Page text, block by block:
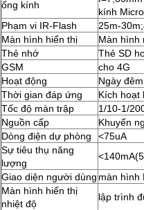
ống kính
kính
Phạm vi IR-Flash
25m-
Màn hình hiển thị
Màn hình
Thẻ nhớ
Thẻ SD
GSM
cho 4G
Hoạt động
Ngày đêm
Thời gian đáp ứng
Kích hoạt
Tốc độ màn trập
1/10-1/
Nguồn cấp
Khuyến
Dòng điện dự phòng
<75uA
Sự tiêu thụ năng
lượng
Giao diện người dùng màn hình
Màn hình hiển thị
nhiệt độ
lập trình